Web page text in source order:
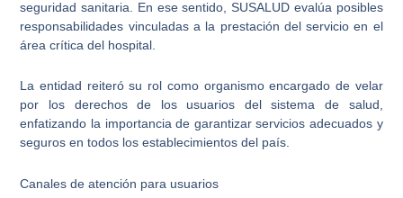
seguridad sanitaria. En ese sentido, SUSALUD evalúa posibles
responsabilidades vinculadas a la prestación del servicio en el
área crítica del hospital.
La entidad reiteró su rol como organismo encargado de velar
por los derechos de los usuarios del sistema de salud,
enfatizando la importancia de garantizar servicios adecuados y
seguros en todos los establecimientos del país.
Canales de atención para usuarios